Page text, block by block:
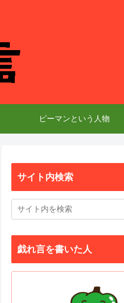
ピーマンという人物
サイト内検索
戯れ言を書いた人